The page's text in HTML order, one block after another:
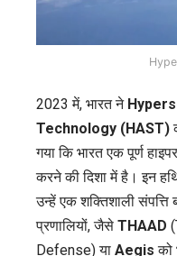
2023 में, भारत ने
Technology (HAST)
गया कि भारत एक पूर्ण
करने की दिशा में है। इन
उन्हें एक शक्तिशाली संपत्ति
प्रणालियों, जैसे THAAD
Defense) या Aegis को